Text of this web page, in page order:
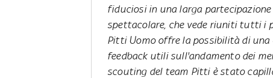
fiduciosi in una larga
spettacolare, che vede riuniti tutti i
Pitti Uomo offre la possibilità di una
feedback utili sull'andamento dei
scouting del team Pitti è stato